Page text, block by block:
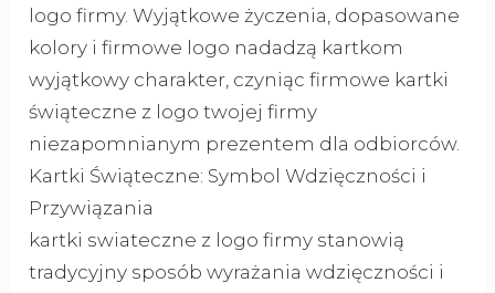
logo firmy. Wyjątkowe życzenia, dopasowane
kolory i firmowe logo nadadzą kartkom
wyjątkowy charakter, czyniąc firmowe kartki
świąteczne z logo twojej firmy
niezapomnianym prezentem dla odbiorców.
Kartki Świąteczne: Symbol Wdzięczności i
Przywiązania
kartki swiateczne z logo firmy stanowią
tradycyjny sposób wyrażania wdzięczności i